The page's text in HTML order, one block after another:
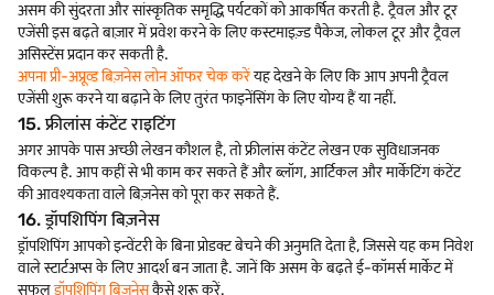
असम की सुंदरता और सांस्कृतिक समृद्धि पर्यटकों को आकर्षित करती है. ट्रैवल और टूर
एजेंसी इस बढ़ते बाज़ार में प्रवेश करने के लिए कस्टमाइज़्ड पैकेज, लोकल टूर और ट्रैवल
असिस्टेंस प्रदान कर सकती है.
अपना प्री-अप्रूव्ड बिज़नेस लोन ऑफर चेक करेंयह देखने के लिए कि आप अपनी ट्रैवल
एजेंसी शुरू करने या बढ़ाने के लिए तुरंत फाइनेंसिंग के लिए योग्य हैं या नहीं.
15. फ्रीलांस कंटेंट राइटिंग
अगर आपके पास अच्छी लेखन कौशल है, तो फ्रीलांस कंटेंट लेखन एक सुविधाजनक
विकल्प है. आप कहीं से भी काम कर सकते हैं और ब्लॉग, आर्टिकल और मार्केटिंग कंटेंट
की आवश्यकता वाले बिज़नेस को पूरा कर सकते हैं.
16. ड्रॉपशिपिंग बिज़नेस
ड्रॉपशिपिंग आपको इन्वेंटरी के बिना प्रोडक्ट बेचने की अनुमति देता है, जिससे यह कम निवेश
वाले स्टार्टअप्स के लिए आदर्श बन जाता है. जानें कि असम के बढ़ते ई-कॉमर्स मार्केट में
सफलड्रॉपशिपिंग बिज़नेसकैसे शुरू करें.